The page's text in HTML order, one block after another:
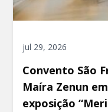
jul 29, 2026
Convento São
Maíra Zenun
exposição